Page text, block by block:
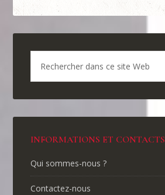
INFORMATIONS ET CONTACTS
Qui sommes-nous ?
Contactez-nous